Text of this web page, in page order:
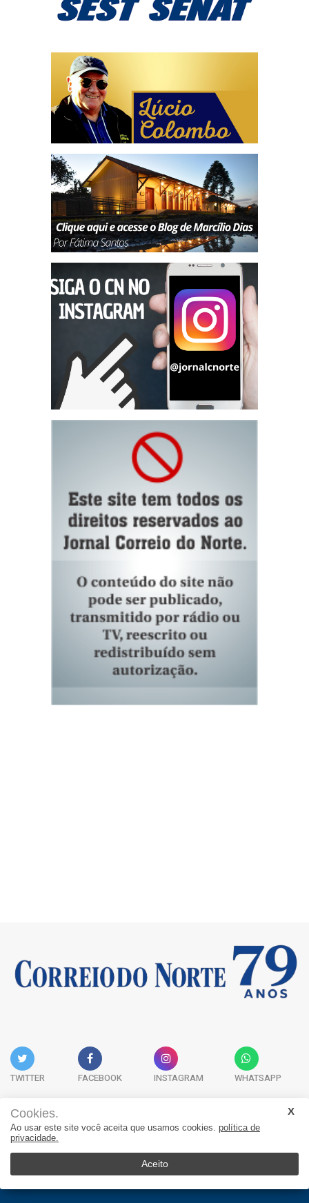
TWITTER FACEBOOK INSTAGRAM WHATSAPP
Acervo Digital Fale Conosco Quem Somos
Cookies.
Ao usar este site você aceita que usamos cookies. política de
privacidade.
Aceito